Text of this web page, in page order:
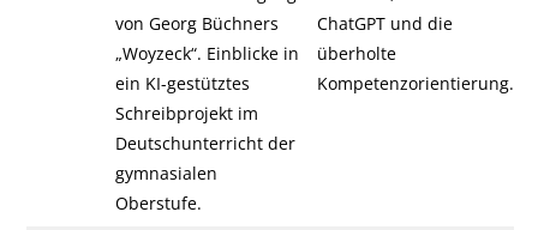
von Georg Büchners
„Woyzeck“. Einblicke in
ein KI-gestütztes
Schreibprojekt im
Deutschunterricht der
gymnasialen
Oberstufe.
ChatGPT und die
überholte
Kompetenzorientierung.